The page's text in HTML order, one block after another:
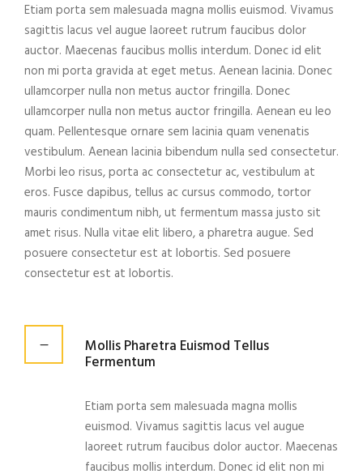
Etiam porta sem malesuada magna mollis euismod. Vivamus
sagittis lacus vel augue laoreet rutrum faucibus dolor
auctor. Maecenas faucibus mollis interdum. Donec id elit
non mi porta gravida at eget metus. Aenean lacinia. Donec
ullamcorper nulla non metus auctor fringilla. Donec
ullamcorper nulla non metus auctor fringilla. Aenean eu leo
quam. Pellentesque ornare sem lacinia quam venenatis
vestibulum. Aenean lacinia bibendum nulla sed consectetur.
Morbi leo risus, porta ac consectetur ac, vestibulum at
eros. Fusce dapibus, tellus ac cursus commodo, tortor
mauris condimentum nibh, ut fermentum massa justo sit
amet risus. Nulla vitae elit libero, a pharetra augue. Sed
posuere consectetur est at lobortis. Sed posuere
consectetur est at lobortis.
Mollis Pharetra Euismod Tellus
Fermentum
Etiam porta sem malesuada magna mollis
euismod. Vivamus sagittis lacus vel augue
laoreet rutrum faucibus dolor auctor. Maecenas
faucibus mollis interdum. Donec id elit non mi